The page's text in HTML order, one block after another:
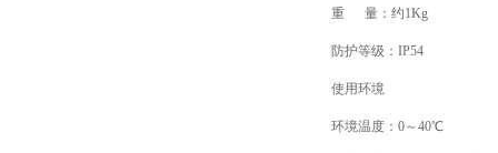
重 量：约1Kg
防护等级：IP54
使用环境
环境温度：0～40℃